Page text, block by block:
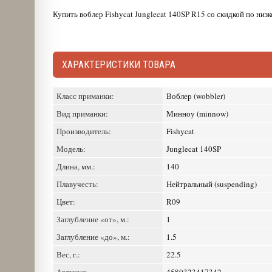
Купить воблер Fishycat Junglecat 140SP R15 со скидкой по
ХАРАКТЕРИСТИКИ ТОВАРА
Класс приманки:
Воблер (wobbler)
Вид приманки:
Минноу (minnow)
Производитель:
Fishycat
Модель:
Junglecat 140SP
Длина, мм.:
140
Плавучесть:
Нейтральный (suspending)
Цвет:
R09
Заглубление «от», м.:
1
Заглубление «до», м.:
1.5
Вес, г.:
22.5